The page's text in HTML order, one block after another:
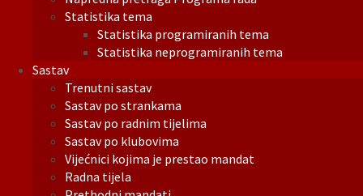
Statistika tema
Statistika programiranih tema
Statistika neprogramiranih tema
Sastav
Trenutni sastav
Sastav po strankama
Sastav po radnim tijelima
Sastav po klubovima
Vijećnici kojima je prestao mandat
Radna tijela